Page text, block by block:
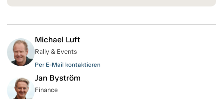
Michael Luft
Rally & Events
Per E-Mail kontaktieren
Jan Byström
Finance